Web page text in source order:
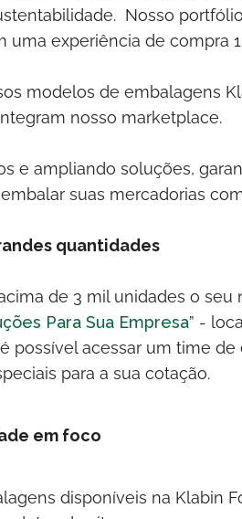
Nosso
uma experiência de compra
modelos de embalagens
nosso marketplace.
e ampliando soluções,
suas mercadorias
quantidades
de 3 mil unidades o
Para Sua Empresa” -
possível acessar um time
para a sua cotação.
em foco
disponíveis na Klabin